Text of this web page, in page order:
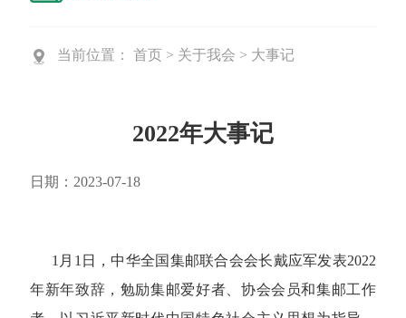
当前位置： 首页 > 关于我会 > 大事记
2022年大事记
日期：2023-07-18
1月1日，中华全国集邮联合会会长戴应军发表2022
年新年致辞，勉励集邮爱好者、协会会员和集邮工作